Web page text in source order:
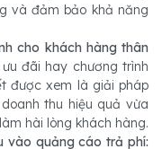
và đảm bảo khả năng
cho khách hàng thân
đãi hay chương trình
được xem là giải pháp
thu hiệu quả vừa
hài lòng khách hàng.
vào quảng cáo trả phí: